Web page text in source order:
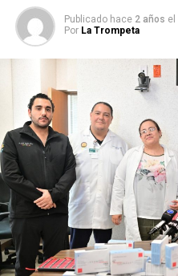
Publicado hace 2 años el
Por La Trompeta